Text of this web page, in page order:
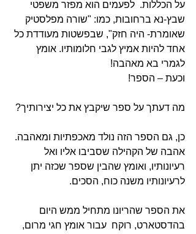
על הכללות.  לפעמים הוא מפזר משפטי
שבץ-נא ברחובות, כמו: "שורה מפלסטיק
שאומרת- היה חזק", שבפשטות מעודדת כל
אחד להיות אמיץ לגבי חלומותיו. אומץ
לגמרי בא מאהבה!
וכעת – הספר!
מה דעתך על ספר שיקבץ את כל יצירותיך?
כן, גם הספר הזה נולד מאכפתיות ומאהבה.
אהבה של הקהילה שסביבו אליו ואל
רעיונותיו, ואומץ שהבין שספר שכזה יתן
לרעיונותיו משנה כוח, הסכים.
את הספר שהריונו מתחיל ממש היום
בהדסטארט, רוקח  עבור אומץ חגי מרום,